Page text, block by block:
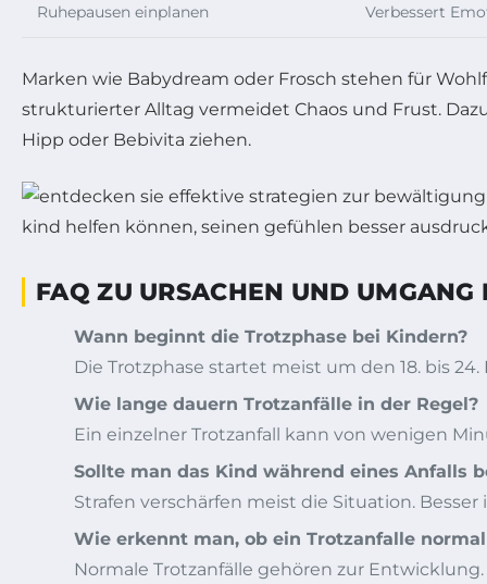
Ruhepausen einplanen Verbessert
Marken wie Babydream oder Frosch stehen für
strukturierter Alltag vermeidet Chaos und Frust.
Hipp oder Bebivita ziehen.
FAQ ZU URSACHEN UND
Wann beginnt die Trotzphase bei Kindern?
Die Trotzphase startet meist um den 18. bis
Wie lange dauern Trotzanfälle in der Regel?
Ein einzelner Trotzanfall kann von wenigen
Sollte man das Kind während eines Anfalls
Strafen verschärfen meist die Situation.
Wie erkennt man, ob ein Trotzanfalle
Normale Trotzanfälle gehören zur